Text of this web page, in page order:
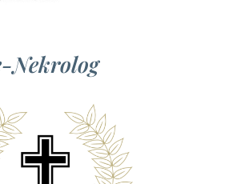
Nekrolog